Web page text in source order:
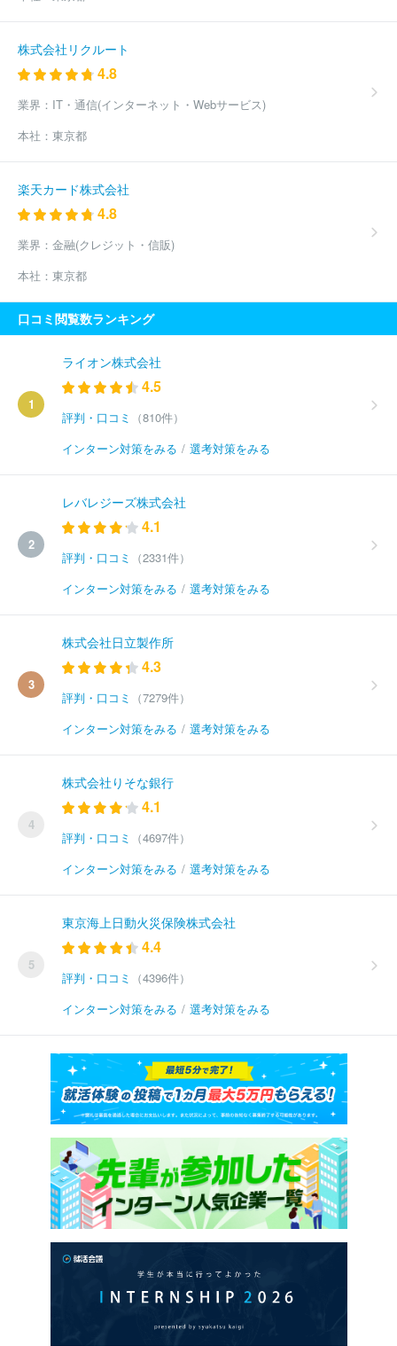
株式会社リクルート
4.8
業界： IT・通信(インターネット・Webサービス)
本社： 東京都
楽天カード株式会社
4.8
業界： 金融(クレジット・信販)
本社： 東京都
口コミ閲覧数ランキング
1
ライオン株式会社
4.5
評判・口コミ
（810件）
インターン対策をみる / 選考対策をみる
2
レバレジーズ株式会社
4.1
評判・口コミ
（2331件）
インターン対策をみる / 選考対策をみる
3
株式会社日立製作所
4.3
評判・口コミ
（7279件）
インターン対策をみる / 選考対策をみる
4
株式会社りそな銀行
4.1
評判・口コミ
（4697件）
インターン対策をみる / 選考対策をみる
5
東京海上日動火災保険株式会社
4.4
評判・口コミ
（4396件）
インターン対策をみる / 選考対策をみる